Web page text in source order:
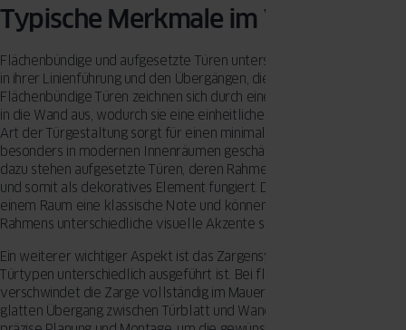
Typische Merkmale im Vergleich
Flächenbündige und aufgesetzte Türen unterscheiden sich vor allem
in ihrer Linienführung und den Übergängen, die sie im Raum schaffen.
Flächenbündige Türen zeichnen sich durch eine nahtlose Integration
in die Wand aus, wodurch sie eine einheitliche Fläche bilden. Diese
Art der Türgestaltung sorgt für einen minimalistischen Look, der
besonders in modernen Innenräumen geschätzt wird. Im Gegensatz
dazu stehen aufgesetzte Türen, deren Rahmen sichtbar hervortritt
und somit als dekoratives Element fungiert. Diese Türen verleihen
einem Raum eine klassische Note und können je nach Gestaltung des
Rahmens unterschiedliche visuelle Akzente setzen.
Ein weiterer wichtiger Aspekt ist das Zargensystem, das bei beiden
Türtypen unterschiedlich ausgeführt ist. Bei flächenbündigen Türen
verschwindet die Zarge vollständig im Mauerwerk, was zu einem
glatten Übergang zwischen Türblatt und Wand führt. Dies erfordert